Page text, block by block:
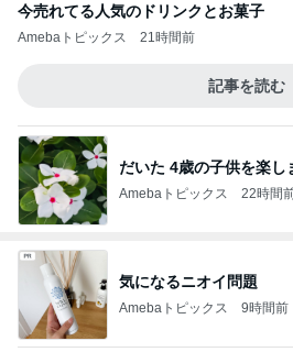
今売れてる人気のドリンクとお菓子
Amebaトピックス 21時間前
記事を読む
だいた 4歳の子供を楽し
Amebaトピックス 22時間
気になるニオイ問題
Amebaトピックス 9時間前